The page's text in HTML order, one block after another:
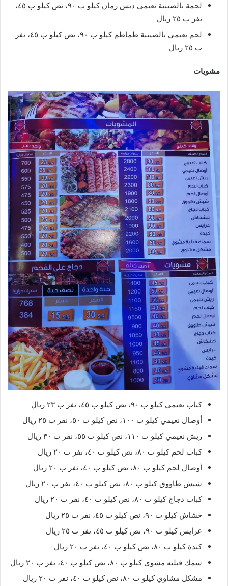
لحمة بالصينية نعيمي دبس رمان كيلو ب ٩٠، نص كيلو ب ٤٥،
نفر ب ٢٥ ريال
لحم نعيمي بالصينية طماطم كيلو ب ٩٠، نص كيلو ب ٤٥، نفر
ب ٢٥ ريال
مشويات
كباب نعيمي كيلو ب ٩٠، نص كيلو ب ٤٥، نفر ب ٢٣ ريال
أوصال نعيمي كيلو ب ١٠٠، نص كيلو ب ٥٠، نفر ب ٢٥ ريال
ريش نعيمي كيلو ب ١١٠، نص كيلو ب ٥٥، نفر ب ٣٠ ريال
كباب لحم كيلو ب ٨٠، نص كيلو ب ٤٠، نفر ب ٢٠ ريال
أوصال لحم كيلو ب ٨٠، نص كيلو ب ٤٠، نفر ب ٢٠ ريال
شيش طاووق كيلو ب ٨٠، نص كيلو ب ٤٠، نفر ب ٢٠ ريال
كباب دجاج كيلو ب ٨٠، نص كيلو ب ٤٠، نفر ب ٢٠ ريال
خشاش كيلو ب ٩٠، نص كيلو ب ٤٥، نفر ب ٢٥ ريال
عرايس كيلو ب ٩٠، نص كيلو ب ٤٥، نفر ب ٢٥ ريال
كبدة كيلو ب ٨٠، نص كيلو ب ٤٠، نفر ب ٢٠ ريال
سمك فيليه مشوي كيلو ب ٨٠، نص كيلو ب ٤٠، نفر ب ٢٠ ريال
مشكل مشاوي كيلو ب ٨٠، نص كيلو ب ٤٠، نفر ب ٢٠ ريال